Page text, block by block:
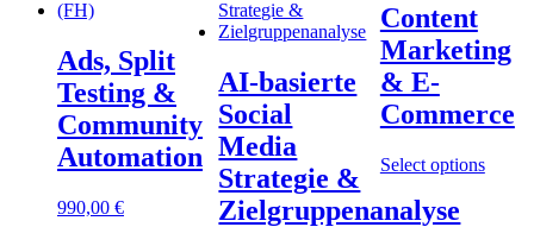
Ads, Split
Testing &
Community
Automation
990,00 €
AI-basierte
Social
Media
Strategie &
Zielgruppenanalyse
Content
Marketing
& E-
Commerce
Select options